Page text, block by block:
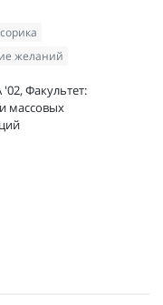
желаний
Факультет:
массовых